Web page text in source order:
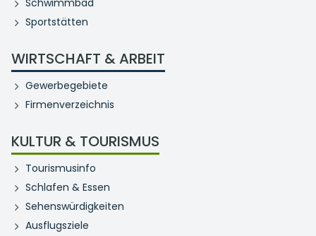
Schwimmbad
Sportstätten
WIRTSCHAFT & ARBEIT
Gewerbegebiete
Firmenverzeichnis
KULTUR & TOURISMUS
Tourismusinfo
Schlafen & Essen
Sehenswürdigkeiten
Ausflugsziele